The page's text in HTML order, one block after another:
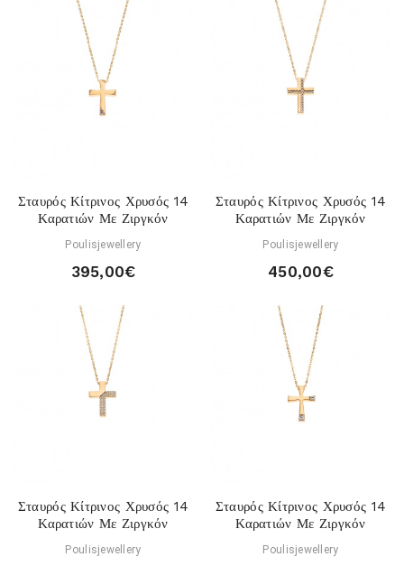
Σταυρός Κίτρινος Χρυσός 14
Καρατιών Με Ζιργκόν
Poulisjewellery
395,00€
Σταυρός Κίτρινος Χρυσός 14
Καρατιών Με Ζιργκόν
Poulisjewellery
450,00€
Σταυρός Κίτρινος Χρυσός 14
Καρατιών Με Ζιργκόν
Poulisjewellery
Σταυρός Κίτρινος Χρυσός 14
Καρατιών Με Ζιργκόν
Poulisjewellery